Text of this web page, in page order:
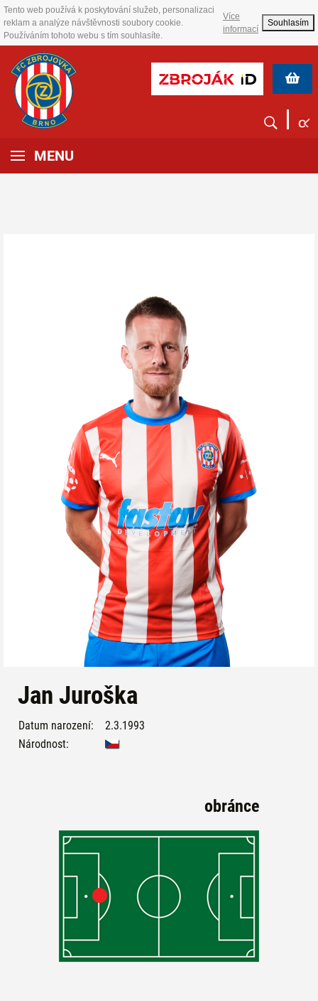
Tento web používá k poskytování služeb, personalizaci
reklam a analýze návštěvnosti soubory cookie.
Používáním tohoto webu s tím souhlasíte.
Více
informací
Souhlasím
MENU
Jan Juroška
Datum narození:
2.3.1993
Národnost:
obránce